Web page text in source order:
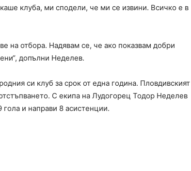
клуба, ми сподели, че ми се извини. Всичко е в
на отбора. Надявам се, че ако показвам добри
допълни Неделев.
си клуб за срок от една година. Пловдивският
С екипа на Лудогорец Тодор Неделев
и направи 8 асистенции.